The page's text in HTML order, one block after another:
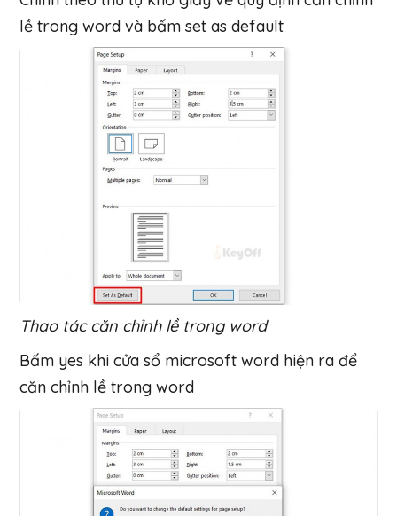
lề trong word và bấm set as default
Thao tác căn chỉnh lề trong word
Bấm yes khi cửa sổ microsoft word hiện ra để
căn chỉnh lề trong word